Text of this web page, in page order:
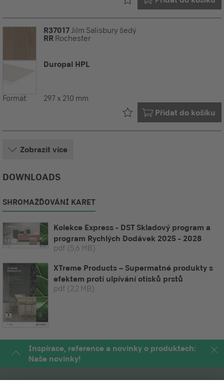
R37017Jilm Salisbury šedý
RR Rochester
Duropal HPL
Formát: 297 x 210 mm
Přidat do košíku
Již ve vašem
Zobrazit více
DOWNLOADS
SHROMAŽĎOVÁNÍ KARET
Kolekce Express - DST Skladový program a
program Rychlých Dodávek 2025 - 2028
pdf (5,6 MB)
XTreme Products – Supermatné produkty s
efektem proti ulpívání otisků prstů
pdf (2,2 MB)
Inspirace, reference a novinky o produktech:
Naše novinky!